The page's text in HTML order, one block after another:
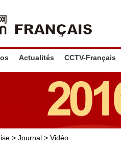
Actualités CCTV-Français
> Journal > Vidéo